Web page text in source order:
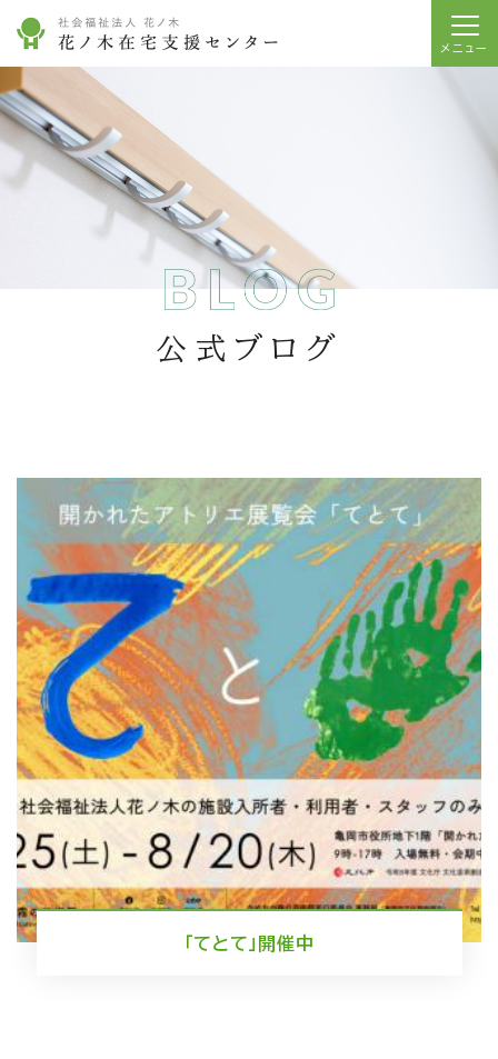
公式ブログ
「てとて」開催中